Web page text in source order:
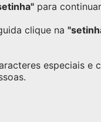
para
clique na
especiais e